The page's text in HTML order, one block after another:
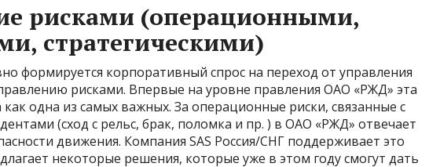
рисками (операционными,
стратегическими)
формируется корпоративный спрос на переход от управления
рисками. Впервые на уровне правления ОАО «РЖД» эта
одна из самых важных. За операционные риски, связанные с
(сход с рельс, брак, поломка и пр. ) в ОАО «РЖД» отвечает
движения. Компания SAS Россия/СНГ поддерживает это
некоторые решения, которые уже в этом году смогут дать